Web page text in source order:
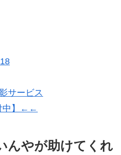
サービス
中】←←
んやが助けてくれ